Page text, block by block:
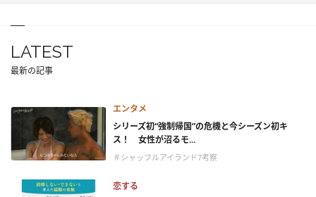
LATEST
最新の記事
エンタメ
シリーズ初“強制帰国”の危機と今シーズン初キ
ス！ 女性が沼るモ...
＃シャッフルアイランド7考察
恋する